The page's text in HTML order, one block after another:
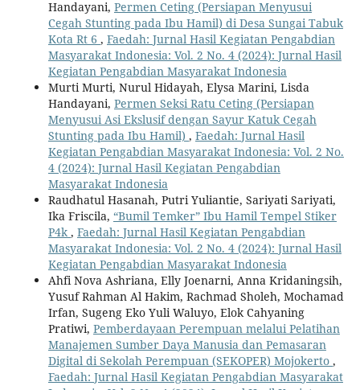
Handayani, Permen Ceting (Persiapan Menyusui
Cegah Stunting pada Ibu Hamil) di Desa Sungai Tabuk
Kota Rt 6 , Faedah: Jurnal Hasil Kegiatan Pengabdian
Masyarakat Indonesia: Vol. 2 No. 4 (2024): Jurnal Hasil
Kegiatan Pengabdian Masyarakat Indonesia
Murti Murti, Nurul Hidayah, Elysa Marini, Lisda
Handayani, Permen Seksi Ratu Ceting (Persiapan
Menyusui Asi Ekslusif dengan Sayur Katuk Cegah
Stunting pada Ibu Hamil) , Faedah: Jurnal Hasil
Kegiatan Pengabdian Masyarakat Indonesia: Vol. 2 No.
4 (2024): Jurnal Hasil Kegiatan Pengabdian
Masyarakat Indonesia
Raudhatul Hasanah, Putri Yuliantie, Sariyati Sariyati,
Ika Friscila, “Bumil Temker” Ibu Hamil Tempel Stiker
P4k , Faedah: Jurnal Hasil Kegiatan Pengabdian
Masyarakat Indonesia: Vol. 2 No. 4 (2024): Jurnal Hasil
Kegiatan Pengabdian Masyarakat Indonesia
Ahfi Nova Ashriana, Elly Joenarni, Anna Kridaningsih,
Yusuf Rahman Al Hakim, Rachmad Sholeh, Mochamad
Irfan, Sugeng Eko Yuli Waluyo, Elok Cahyaning
Pratiwi, Pemberdayaan Perempuan melalui Pelatihan
Manajemen Sumber Daya Manusia dan Pemasaran
Digital di Sekolah Perempuan (SEKOPER) Mojokerto ,
Faedah: Jurnal Hasil Kegiatan Pengabdian Masyarakat